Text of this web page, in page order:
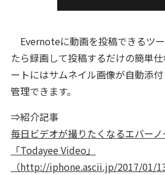
Evernoteに動画を投稿できるツ
たら録画して投稿するだけの簡単
ートにはサムネイル画像が自動添
管理できます。
⇒紹介記事
毎日ビデオが撮りたくなるエバー
「Todayee Video」
（http://iphone.ascii.jp/2017/01/